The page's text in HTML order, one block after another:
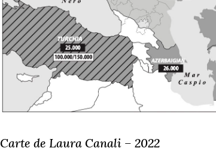
Carte de Laura Canali – 2022